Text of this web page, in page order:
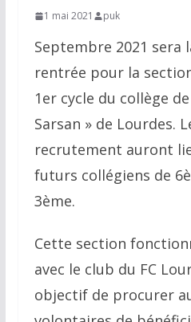
1 mai 2021 puk
Septembre 2021 sera
rentrée pour la
1er cycle du collège
Sarsan » de Lourdes.
recrutement auront
futurs collégiens de
3ème.
Cette section
avec le club du FC
objectif de procurer